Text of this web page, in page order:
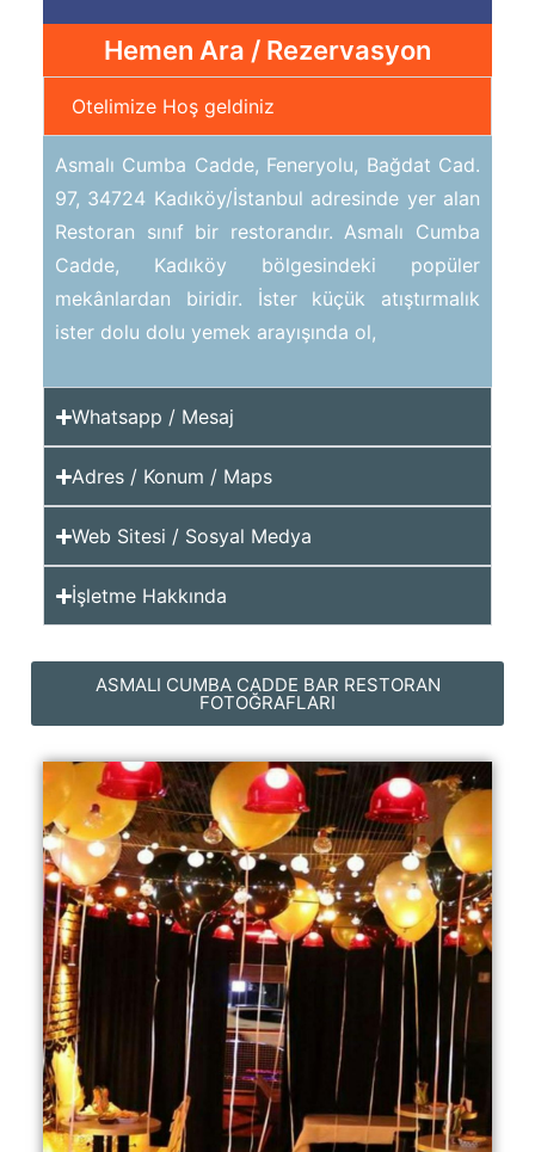
Hemen Ara / Rezervasyon
Otelimize Hoş geldiniz
Asmalı Cumba Cadde, Feneryolu, Bağdat Cad.
97, 34724 Kadıköy/İstanbul adresinde yer alan
Restoran sınıf bir restorandır. Asmalı Cumba
Cadde, Kadıköy bölgesindeki popüler
mekânlardan biridir. İster küçük atıştırmalık
ister dolu dolu yemek arayışında ol,
Whatsapp / Mesaj
Adres / Konum / Maps
Web Sitesi / Sosyal Medya
İşletme Hakkında
ASMALI CUMBA CADDE BAR RESTORAN
FOTOĞRAFLARI